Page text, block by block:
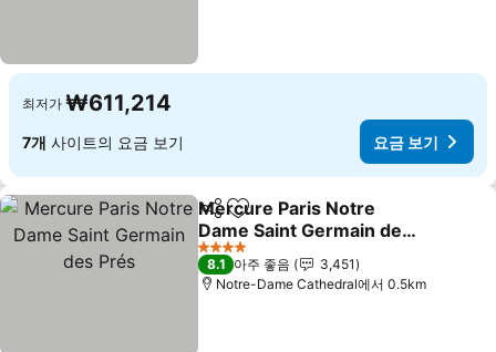
최저가 ₩611,214
7개 사이트의 요금 보기 요금 보기
공유 즐겨찾기에 추가
Mercure Paris Notre
Dame Saint Germain des
Prés
4 성급
8.1 아주 좋음
3,451
Notre-Dame Cathedral에서 0.5km